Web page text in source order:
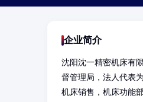
企业简介
沈阳沈一精密机床有
督管理局，法人代表
机床销售，机床功能